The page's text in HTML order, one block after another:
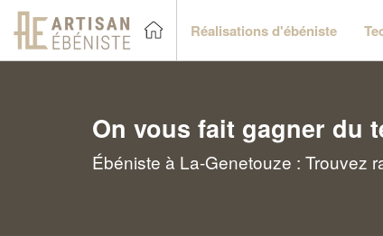
Réalisations d'ébéniste
On vous fait gagner du
Ébéniste à La-Genetouze : Trouvez